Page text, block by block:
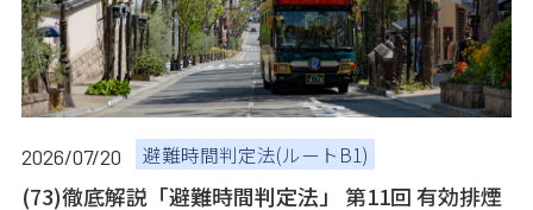
2026/07/20 避難時間判定法(ルートB1)
(73)徹底解説「避難時間判定法」 第11回 有効排煙